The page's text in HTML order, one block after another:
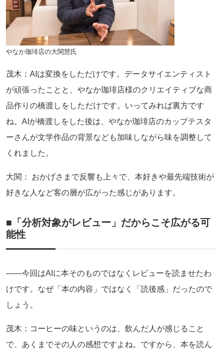
やなか珈琲店の大関慧氏
茂木：AIは変換をしただけです。データサイエンティスト
が頑張ったことと、やなか珈琲店様のクリエイティブな商
品作りの橋渡しをしただけです。いってみれば裏方です
ね。AIが橋渡しをした後は、やなか珈琲店のカップテスタ
ーさんが文学作品の背景なども加味しながら味を調整して
くれました。
大関： おかげさまで反響も上々で、本好きや最先端技術が
好きな人など客の層が広がった感じがあります。
■「分析対象がレビュー」だからこそ広がる可
能性
――今回はAIに本そのものではなくレビューを読ませたわ
けです。なぜ「本の内容」ではなく「読後感」だったので
しょう。
茂木：コーヒーの味というのは、飲んだ人が感じること
で、あくまでその人の感想ですよね。ですから、本を読ん